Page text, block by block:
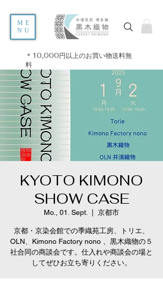
ME
NU
＊10,000円以上のお買い物送料無
料
KYOTO KIMONO
SHOW CASE
Mo., 01. Sept. 京都市
京都・京染会館での季織苑工房、トリエ、
OLN、Kimono Factory nono 、黒木織物の５
社合同の商談会です。仕入れや商談会の場と
してぜひお立ち寄りください。